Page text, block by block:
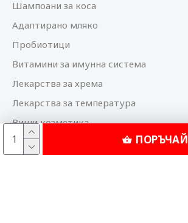
ПОРЪЧАЙ
Шампоани за коса
Адаптирано мляко
Пробиотици
Витамини за имунна система
Лекарства за хрема
Лекарства за температура
Виши козметика
Bioderma козметика